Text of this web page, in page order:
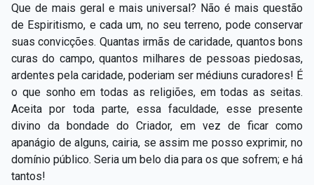
Que de mais geral e mais universal? Não é mais questão
de Espiritismo, e cada um, no seu terreno, pode conservar
suas convicções. Quantas irmãs de caridade, quantos bons
curas do campo, quantos milhares de pessoas piedosas,
ardentes pela caridade, poderiam ser médiuns curadores! É
o que sonho em todas as religiões, em todas as seitas.
Aceita por toda parte, essa faculdade, esse presente
divino da bondade do Criador, em vez de ficar como
apanágio de alguns, cairia, se assim me posso exprimir, no
domínio público. Seria um belo dia para os que sofrem; e há
tantos!